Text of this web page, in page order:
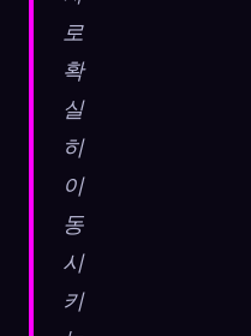
로
확
실
히
이
동
시
키